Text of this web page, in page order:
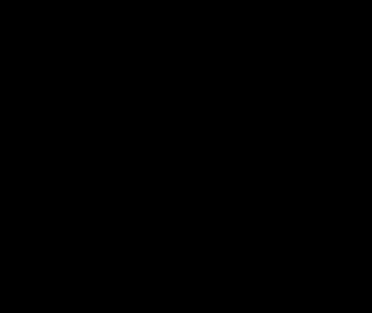
быстро и удобно. Получил яркие фото в